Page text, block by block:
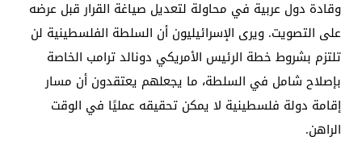
وقادة دول عربية في محاولة لتعديل صياغة القرار قبل عرضه
على التصويت. ويرى الإسرائيليون أن السلطة الفلسطينية لن
تلتزم بشروط خطة الرئيس الأمريكي دونالد ترامب الخاصة
بإصلاح شامل في السلطة، ما يجعلهم يعتقدون أن مسار
إقامة دولة فلسطينية لا يمكن تحقيقه عمليًا في الوقت
الراهن.